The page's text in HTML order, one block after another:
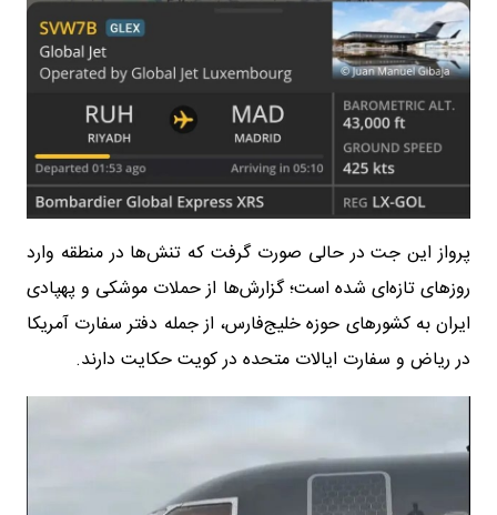
پرواز این جت در حالی صورت گرفت که تنش‌ها در منطقه وارد
روزهای تازه‌ای شده است؛ گزارش‌ها از حملات موشکی و پهپادی
ایران به کشورهای حوزه خلیج‌فارس، از جمله دفتر سفارت آمریکا
در ریاض و سفارت ایالات متحده در کویت حکایت دارند.